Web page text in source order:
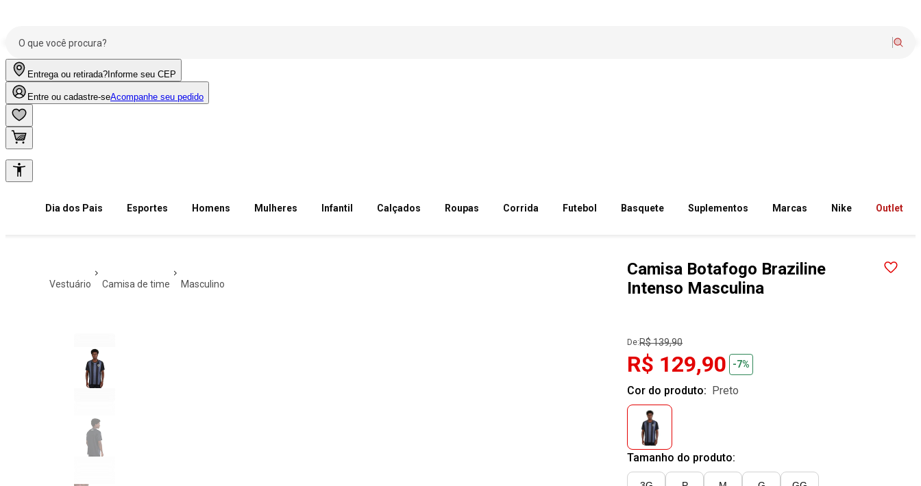
Entrega ou retirada? Informe seu CEP
Entre ou cadastre-seAcompanhe seu pedido
Dia dos Pais Esportes Homens Mulheres Infantil Calçados Roupas Corrida Futebol Basquete Suplementos Marcas Nike Outlet
vestuário camisa de time masculino
Camisa Botafogo Braziline
Intenso Masculina
De:R$ 139,90
R$ 129,90 -7%
Cor do produto: preto
Tamanho do produto: